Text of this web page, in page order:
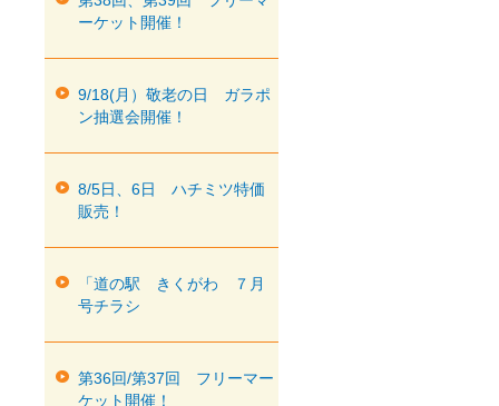
ーケット開催！
9/18(月）敬老の日 ガラポ
ン抽選会開催！
8/5日、6日 ハチミツ特価
販売！
「道の駅 きくがわ ７月
号チラシ
第36回/第37回 フリーマー
ケット開催！